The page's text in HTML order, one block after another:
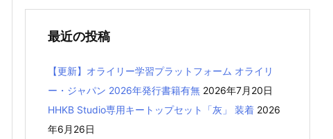
最近の投稿
【更新】オライリー学習プラットフォーム オライリ
ー・ジャパン 2026年発行書籍有無 2026年7月20日
HHKB Studio専用キートップセット「灰」 装着 2026
年6月26日